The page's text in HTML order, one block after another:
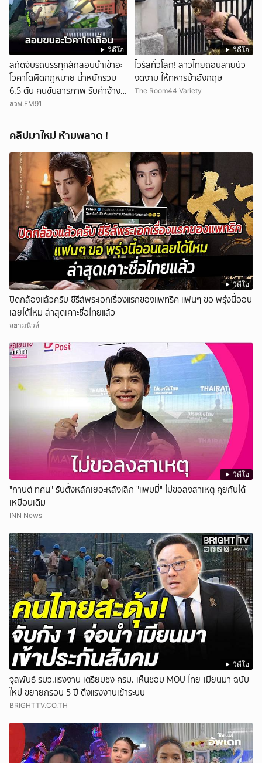
วิดีโอ
สกัดจับรถบรรทุกลักลอบนำเข้าอะ
โวคาโดผิดกฎหมาย น้ำหนักรวม
6.5 ตัน คนขับสารภาพ รับค่าจ้าง
เที่ยวละ 5,000 บาท
สวพ.FM91
วิดีโอ
ไวรัลทั่วโลก! สาวไทยถอนสายบัว
งดงาม ให้ทหารม้าอังกฤษ
The Room44 Variety
คลิปมาใหม่ ห้ามพลาด !
วิดีโอ
ปิดกล้องแล้วครับ ซีรีส์พระเอกเรื่องแรกของแพทริค แฟนๆ ขอ พรุ่งนี้ออน
เลยได้ไหม ล่าสุดเคาะชื่อไทยแล้ว
สยามนิวส์
วิดีโอ
"กานต์ ทศน" รับตั้งหลักเยอะหลังเลิก "แพมมี่" ไม่ขอลงสาเหตุ คุยกันได้
เหมือนเดิม
INN News
วิดีโอ
จุลพันธ์ รมว.แรงงาน เตรียมชง ครม. เห็นชอบ MOU ไทย-เมียนมา ฉบับ
ใหม่ ขยายกรอบ 5 ปี ดึงแรงงานเข้าระบบ
BRIGHTTV.CO.TH